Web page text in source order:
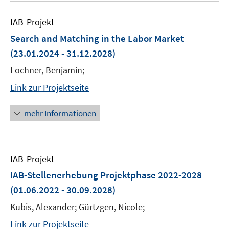
IAB-Projekt
Search and Matching in the Labor Market
(23.01.2024 - 31.12.2028)
Lochner, Benjamin;
Link zur Projektseite
mehr Informationen
IAB-Projekt
IAB-Stellenerhebung Projektphase 2022-2028
(01.06.2022 - 30.09.2028)
Kubis, Alexander; Gürtzgen, Nicole;
Link zur Projektseite